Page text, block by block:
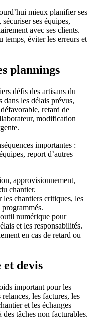
mieux planifier ses
ses équipes,
avec ses clients.
temps, éviter les erreurs et
plannings
défis des artisans du
les délais prévus,
retard de
modification
importantes :
report d’autres
approvisionnement,
chantier.
les chantiers critiques, les
numérique pour
et les responsabilités.
en cas de retard ou
devis
important pour les
les factures, les
et les échanges
tâches non facturables.